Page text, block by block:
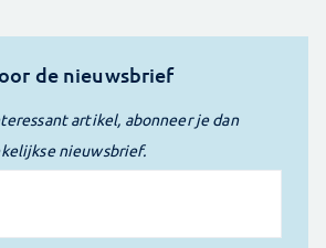
de nieuwsbrief
artikel, abonneer je dan
nieuwsbrief.